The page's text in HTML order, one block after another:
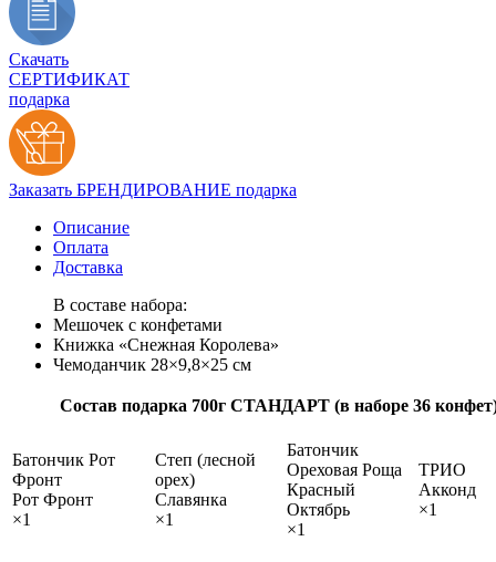
Скачать
СЕРТИФИКАТ
подарка
Заказать БРЕНДИРОВАНИЕ подарка
Описание
Оплата
Доставка
В составе набора:
Мешочек с конфетами
Книжка «Снежная Королева»
Чемоданчик 28×9,8×25 см
Состав подарка 700г СТАНДАРТ (в наборе 36
Батончик Рот
Фронт
Рот Фронт
×1
Степ (лесной
орех)
Славянка
×1
Батончик
Ореховая Роща
Красный
Октябрь
×1
ТРИО
Акконд
×1